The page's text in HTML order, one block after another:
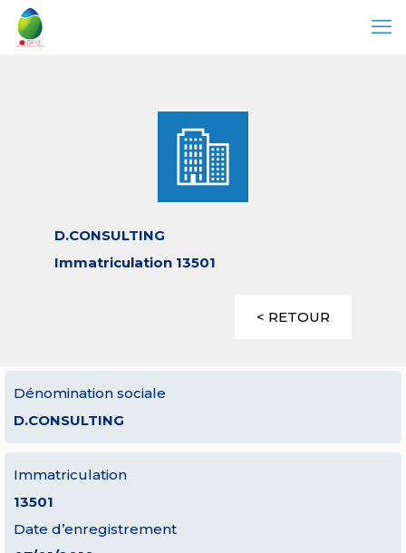
D.CONSULTING
Immatriculation 13501
< RETOUR
Dénomination sociale
D.CONSULTING
Immatriculation
13501
Date d’enregistrement